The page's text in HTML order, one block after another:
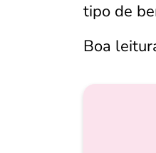
tipo de
Boa